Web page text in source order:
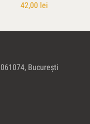
42,00 lei
Bucureşti